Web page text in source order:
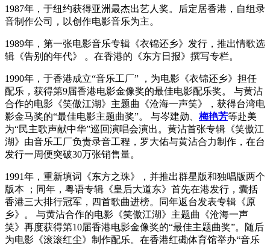
1987年，于纽约获得亚洲最杰出艺人奖。后定居香港，自组录
音制作公司，以创作电影音乐为主。
1989年，第一张电影音乐专辑《衣锦还乡》发行，推出情歌选
辑《告别的年代》 。在香港的《东方日报》撰写专栏。
1990年，于香港成立“音乐工厂” ，为电影《衣锦还乡》担任
配乐，获得第9届香港电影金像奖的最佳电影配乐奖。 与黄沾
合作的电影《笑傲江湖》主题曲《沧海一声笑》，获得台湾电
影金马奖的“最佳电影主题曲奖”。 与岑建勋、 梅艳芳等赴美
为“民主歌声献中华”巡回演唱会演出。黄沾首张专辑《笑傲江
湖》由音乐工厂负责录音工程，罗大佑与黄沾合力制作，在台
发行一周便突破30万张销售量。
1991年，重新填词《东方之珠》，并推出群星版和独唱版两个
版本 ；同年，粤语专辑《皇后大道东》首先在港发行，囊括
香港三大排行冠军，四首歌曲进榜。同年返台发表专辑《原
乡》。 与黄沾合作的电影《笑傲江湖》主题曲《沧海一声
笑》再度获得第10届香港电影金像奖的“最佳主题曲奖”。随后
为电影《滚滚红尘》制作配乐。在香港红磡体育馆举办“音乐